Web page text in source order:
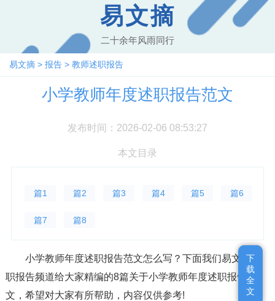
易文摘
二十余年风雨同行
易文摘 > 报告 > 教师述职报告
小学教师年度述职报告范文
发布时间：2026-02-06 08:53:27
本文目录
篇1 篇2 篇3 篇4 篇5 篇6
篇7 篇8
小学教师年度述职报告范文怎么写？下面我们易文摘述
职报告频道给大家精编的8篇关于小学教师年度述职报告范
文，希望对大家有所帮助，内容仅供参考!
下
载
全
文
下
载
全
文